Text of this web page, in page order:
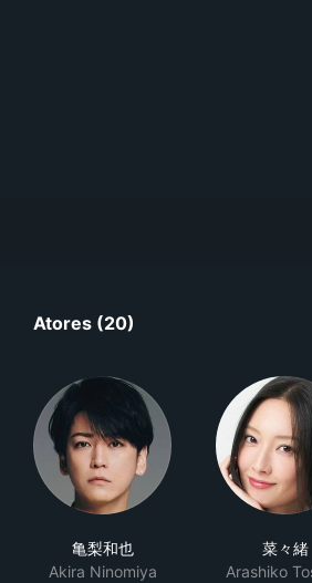
Atores (20)
亀梨和也
Akira Ninomiya
菜々緒
Arashiko